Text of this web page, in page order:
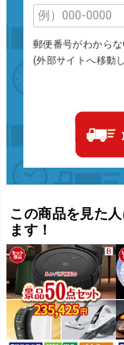
郵便番号がわから
(外部サイトへ移動
この商品を見た
ます！